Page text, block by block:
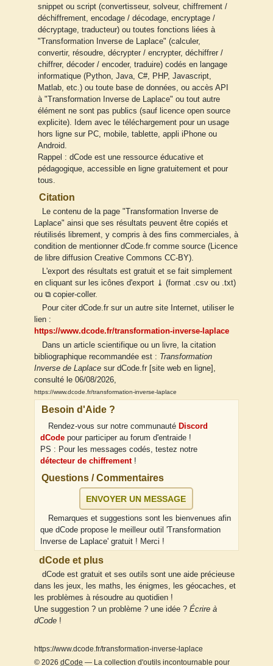
snippet ou script (convertisseur, solveur, chiffrement /
déchiffrement, encodage / décodage, encryptage /
décryptage, traducteur) ou toutes fonctions liées à
"Transformation Inverse de Laplace" (calculer,
convertir, résoudre, décrypter / encrypter, déchiffrer /
chiffrer, décoder / encoder, traduire) codés en langage
informatique (Python, Java, C#, PHP, Javascript,
Matlab, etc.) ou toute base de données, ou accès API
à "Transformation Inverse de Laplace" ou tout autre
élément ne sont pas publics (sauf licence open source
explicite). Idem avec le téléchargement pour un usage
hors ligne sur PC, mobile, tablette, appli iPhone ou
Android.
Rappel : dCode est une ressource éducative et
pédagogique, accessible en ligne gratuitement et pour
tous.
Citation
Le contenu de la page "Transformation Inverse de
Laplace" ainsi que ses résultats peuvent être copiés et
réutilisés librement, y compris à des fins commerciales, à
condition de mentionner dCode.fr comme source (Licence
de libre diffusion Creative Commons CC-BY).
L'export des résultats est gratuit et se fait simplement
en cliquant sur les icônes d'export ⤓ (format .csv ou .txt)
ou ⧉ copier-coller.
Pour citer dCode.fr sur un autre site Internet, utiliser le
lien :
https://www.dcode.fr/transformation-inverse-laplace
Dans un article scientifique ou un livre, la citation
bibliographique recommandée est : Transformation
Inverse de Laplace sur dCode.fr [site web en ligne],
consulté le 06/08/2026,
https://www.dcode.fr/transformation-inverse-laplace
Besoin d'Aide ?
Rendez-vous sur notre communauté Discord
dCode pour participer au forum d'entraide !
PS : Pour les messages codés, testez notre
détecteur de chiffrement!
Questions / Commentaires
ENVOYER UN MESSAGE
Remarques et suggestions sont les bienvenues afin
que dCode propose le meilleur outil 'Transformation
Inverse de Laplace' gratuit ! Merci !
dCode et plus
dCode est gratuit et ses outils sont une aide précieuse
dans les jeux, les maths, les énigmes, les géocaches, et
les problèmes à résoudre au quotidien !
Une suggestion ? un problème ? une idée ? Écrire à
dCode !
https://www.dcode.fr/transformation-inverse-laplace
© 2026 dCode — La collection d'outils incontournable pour